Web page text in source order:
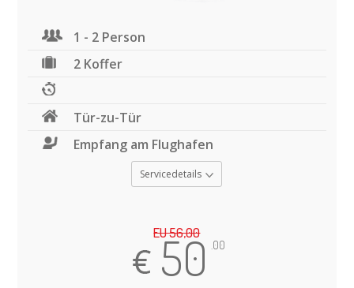
1 - 2 Person
2 Koffer
Tür-zu-Tür
Empfang am Flughafen
Servicedetails
EU 56,00
50 .00